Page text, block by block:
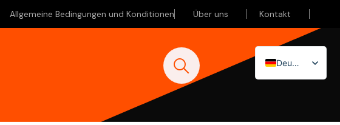
Allgemeine Bedingungen und Konditionen Über uns Kontakt
Deutsch
Nederlands